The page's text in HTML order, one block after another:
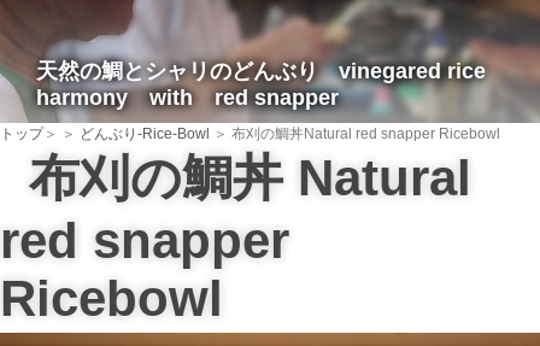
トップ＞ ＞ どんぶり-Rice-Bowl ＞ 布刈の鯛丼Natural red snapper Ricebowl
天然の鯛とシャリのどんぶり vinegared rice
harmony with red snapper
布刈の鯛丼 Natural
red snapper
Ricebowl